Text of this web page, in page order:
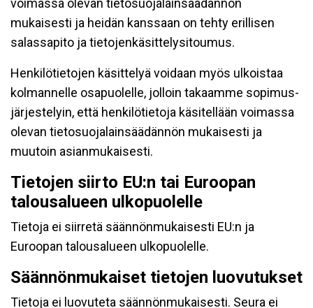
voimassa olevan tietosuojalainsäädännön
mukaisesti ja heidän kanssaan on tehty erillisen
salassapito ja tietojenkäsittelysitoumus.
Henkilötietojen käsittelyä voidaan myös ulkoistaa
kolmannelle osapuolelle, jolloin takaamme sopimus-
järjestelyin, että henkilötietoja käsitellään voimassa
olevan tietosuojalainsäädännön mukaisesti ja
muutoin asianmukaisesti.
Tietojen siirto EU:n tai Euroopan
talousalueen ulkopuolelle
Tietoja ei siirretä säännönmukaisesti EU:n ja
Euroopan talousalueen ulkopuolelle.
Säännönmukaiset tietojen luovutukset
Tietoja ei luovuteta säännönmukaisesti. Seura ei